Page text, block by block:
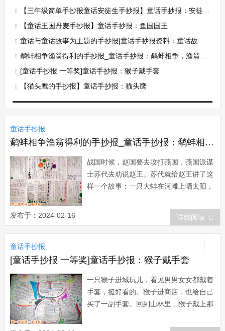
【三年级简单手抄报童话安徒生手抄报】童话手抄报：安徒生简介
【童话王国丹麦手抄报】童话手抄报：鱼国国王
童话与童话故事为主题的手抄报|童话手抄报资料：童话故事的特征
鹬蚌相争渔翁得利的手抄报_童话手抄报：鹬蚌相争，渔翁得利的故事
[童话手抄报 一等奖]童话手抄报：猴子戴手套
【猫头鹰的手抄报】童话手抄报：猫头鹰
童话手抄报
鹬蚌相争渔翁得利的手抄报_童话手抄报：鹬蚌相争，渔翁得利的故事
战国时候，赵国要去攻打燕国，燕国派谋
士苏代去劝说赵王。苏代就给赵王讲了这
样一个故事：一只大蚌在河滩上晒太阳，
蚌肉，蚌连忙收紧贝壳。将鹬的长嘴夹住
了。鹬鸟生气地说：“今天不下雨，明天
不下雨，我看你怎么活下去?”蚌也毫不让
发布于：2024-02-16 详细阅读
童话手抄报
[童话手抄报 一等奖]童话手抄报：猴子戴手套
一只猴子进城玩儿，看见男男女女都戴着
手套，挺好看的。猴子进商店，也给自己
买了一副手套。回到山林里，猴子戴上那
瞧呀，我的手套多漂亮!”八哥鸟随声附和